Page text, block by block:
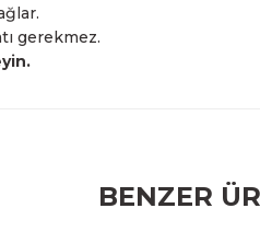
gerekmez.
BENZER